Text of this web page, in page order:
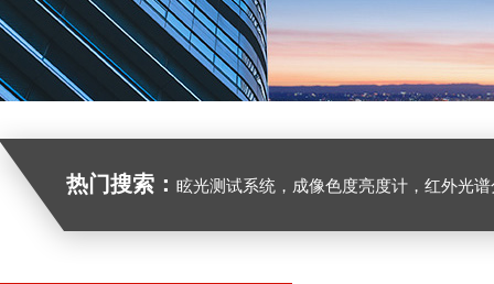
热门搜索： 眩光测试系统，成像色度亮度计，红外光谱分析仪，紫外光谱分析仪、医用光源光谱分析仪，光谱照度